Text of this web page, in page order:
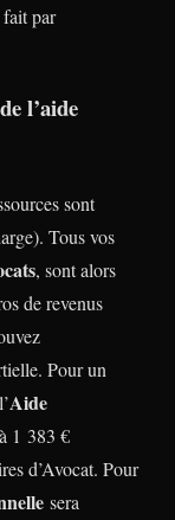
fait par
l’aide
sont
Tous vos
, sont alors
de revenus
Pour un
Aide
1 383 €
d’Avocat. Pour
sera